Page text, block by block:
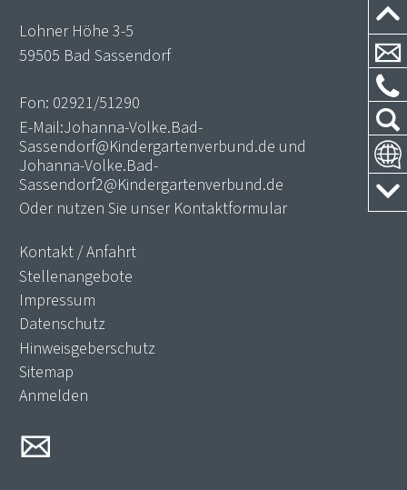
Lohner Höhe 3-5
59505 Bad Sassendorf
Fon: 02921/51290
E-Mail:Johanna-Volke.Bad-
Sassendorf@Kindergartenverbund.de und
Johanna-Volke.Bad-
Sassendorf2@Kindergartenverbund.de
Oder nutzen Sie unser Kontaktformular
Kontakt / Anfahrt
Stellenangebote
Impressum
Datenschutz
Hinweisgeberschutz
Sitemap
Anmelden